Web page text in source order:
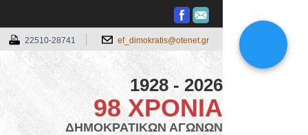
22510-28741 ef_dimokratis@otenet.gr
1928 - 2026
98 ΧΡΟΝΙΑ
ΔΗΜΟΚΡΑΤΙΚΩΝ ΑΓΩΝΩΝ